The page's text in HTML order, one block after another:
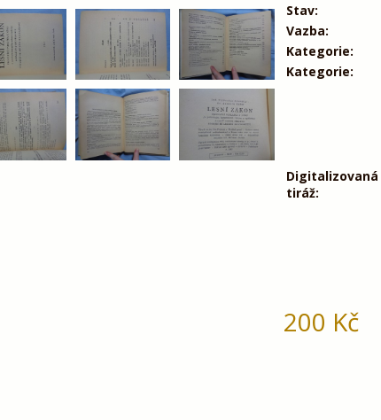
Stav:
Vazba:
Kategorie:
Kategorie:
Digitalizovaná
tiráž:
200 Kč